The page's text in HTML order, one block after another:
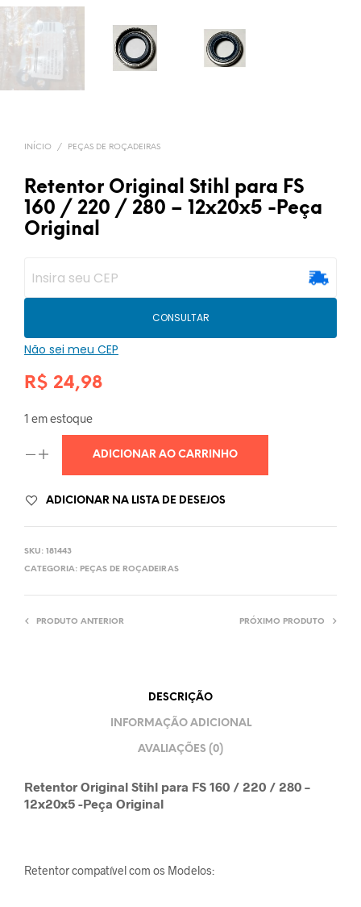
INÍCIO / PEÇAS DE ROÇADEIRAS
Retentor Original Stihl para FS
160 / 220 / 280 – 12x20x5 -Peça
Original
CONSULTAR
Não sei meu CEP
R$ 24,98
1 em estoque
ADICIONAR AO CARRINHO
ADICIONAR NA LISTA DE DESEJOS
SKU: 181443
CATEGORIA: PEÇAS DE ROÇADEIRAS
PRODUTO ANTERIOR PRÓXIMO PRODUTO
DESCRIÇÃO
INFORMAÇÃO ADICIONAL
AVALIAÇÕES (0)
Retentor Original Stihl para FS 160 / 220 / 280 –
12x20x5 -Peça Original
Retentor compatível com os Modelos: